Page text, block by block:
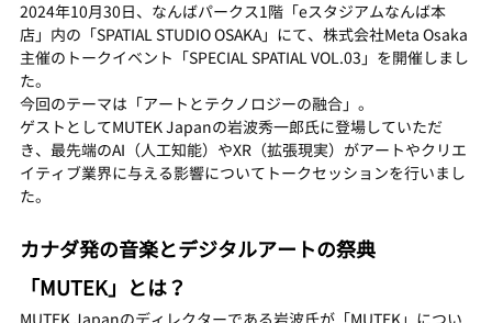
2024年10月30日、なんばパークス1階「eスタジアムなんば本
店」内の「SPATIAL STUDIO OSAKA」にて、株式会社Meta Osaka
主催のトークイベント「SPECIAL SPATIAL VOL.03」を開催しまし
た。
今回のテーマは「アートとテクノロジーの融合」。
ゲストとしてMUTEK Japanの岩波秀一郎氏に登場していただ
き、最先端のAI（人工知能）やXR（拡張現実）がアートやクリエ
イティブ業界に与える影響についてトークセッションを行いまし
た。
カナダ発の音楽とデジタルアートの祭典
「MUTEK」とは？